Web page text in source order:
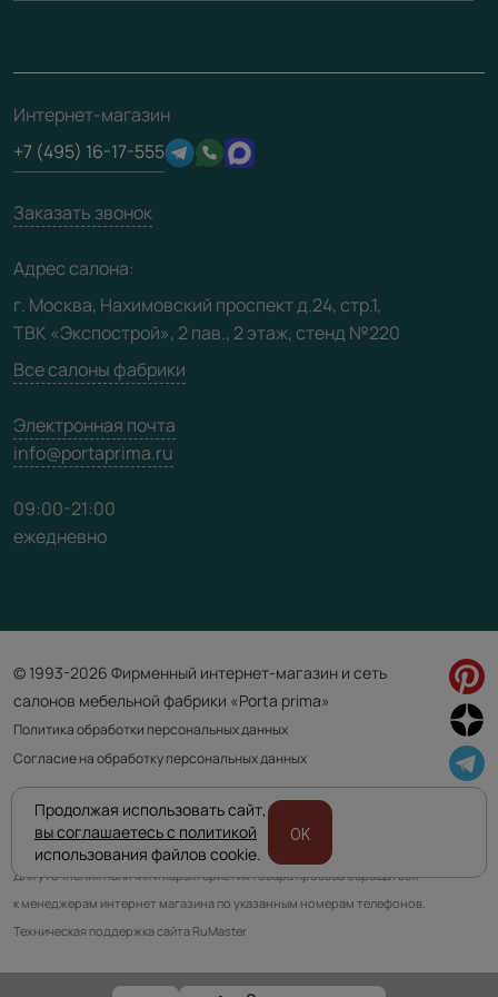
Отзывы клиентов
Техническая информация
Юридическая информация
Скачать материалы
3D-модели
О фабрике
Сертификаты
Производство
Вакансии
Видео
Карта сайта
Интернет-магазин
+7 (495) 16-17-555
Заказать звонок
Адрес салона:
г. Москва, Нахимовский проспект д.24, стр.1,
ТВК «Экспострой», 2 пав., 2 этаж, стенд №220
Все салоны фабрики
Электронная почта
info@portaprima.ru
09:00-21:00
ежедневно
© 1993-2026 Фирменный интернет-магазин и сеть
салонов мебельной фабрики «Porta prima»
Политика обработки персональных данных
Согласие на обработку персональных данных
Приведенная на сайте информация не является публичной офертой
и носит информационно ознакомительный характер.
Для уточнения наличия и характеристик товара просьба обращаться
к менеджерам интернет магазина по указанным номерам телефонов.
Техническая поддержка сайта RuMaster
Продолжая использовать сайт,
вы соглашаетесь с политикой
использования файлов cookie.
OK